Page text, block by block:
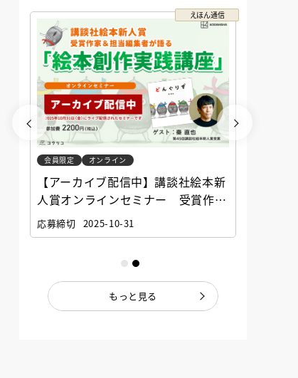
えほん通信
会員限定 オンライン
【アーカイブ配信中】講談社絵本新
人賞オンラインセミナー 受賞作家
と担当編集者が語る「絵本創作実践
講座」
応募締切 2025-10-31
もっと見る